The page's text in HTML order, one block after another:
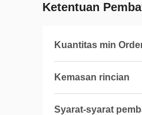
Ketentuan
Kuantitas min
Kemasan rincian
Syarat-syarat